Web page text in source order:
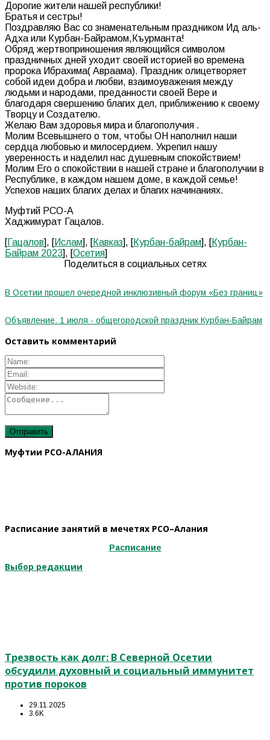
Дорогие жители нашей республики!
Братья и сестры!
Поздравляю Вас со знаменательным праздником Ид аль-
Адха или Курбан-Байрамом,Къурманта!
Обряд жертвоприношения являющийся символом
праздничных дней уходит своей историей во времена
пророка Ибрахима( Авраама). Праздник олицетворяет
собой идеи добра и любви, взаимоуважения между
людьми и народами, преданности своей Вере и
благодаря свершению благих дел, приближению к своему
Творцу и Создателю.
Желаю Вам здоровья мира и благополучия .
Молим Всевышнего о том, чтобы ОН наполнил наши
сердца любовью и милосердием. Укрепил нашу
уверенность и наделил нас душевным спокойствием!
Молим Его о спокойствии в нашей стране и благополучии в
Республике, в каждом нашем доме, в каждой семье!
Успехов наших благих делах и благих начинаниях.
Муфтий РСО-А
Хаджимурат Гацалов.
[Гацалов], [Ислам], [Кавказ], [Курбан-байрам], [Курбан-
Байрам 2023], [Осетия]
Поделиться в социальных сетях
В Осетии прошел очередной инклюзивный форум «Без границ»
Объявление. 1 июля - общегородской праздник Курбан-Байрам
Оставить комментарий
Муфтии РСО-АЛАНИЯ
Расписание занятий в мечетях РСО–Алания
Расписание
Выбор редакции
Трезвость как долг: В Северной Осетии
обсудили духовный и социальный иммунитет
против пороков
29.11.2025
3.6K